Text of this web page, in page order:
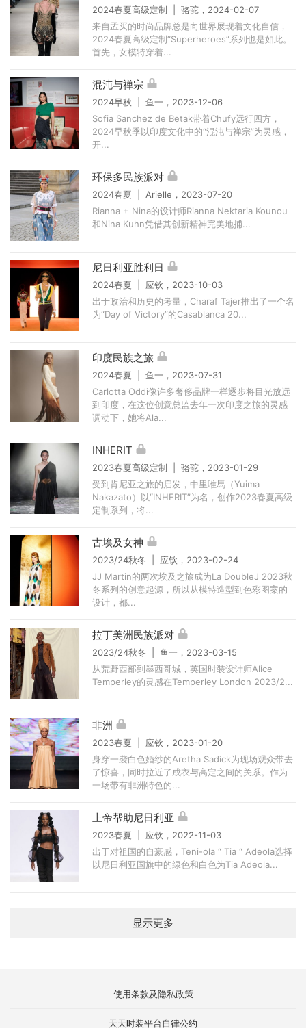
2024春夏高级定制 | 骆驼，2024-02-07
来自孟买的时尚品牌总是向世界展现着文化自信，
2024春夏高级定制“Superheroes”系列也是如此。
首先，女模特穿着...
混沌与禅宗
2024早秋 | 鱼一，2023-12-06
Sofia Sanchez de Betak带着Chufy远行四方，
2024早秋季以印度文化中的“混沌与禅宗”为灵感，
开...
环保多民族派对
2024春夏 | Arielle，2023-07-20
Rianna + Nina的设计师Rianna Nektaria Kounou
和Nina Kuhn凭借其创新精神完美地捕...
尼日利亚胜利日
2024春夏 | 应钦，2023-10-03
出于政治和历史的考量，Charaf Tajer推出了一个名
为“Day of Victory”的Casablanca 20...
印度民族之旅
2024春夏 | 鱼一，2023-07-31
Carlotta Oddi像许多奢侈品牌一样逐步将目光放远
到印度，在这位创意总监去年一次印度之旅的灵感
调动下，她将Ala...
INHERIT
2023春夏高级定制 | 骆驼，2023-01-29
受到肯尼亚之旅的启发，中里唯馬（Yuima
Nakazato）以“INHERIT”为名，创作2023春夏高级
定制系列，将...
古埃及女神
2023/24秋冬 | 应钦，2023-02-24
JJ Martin的两次埃及之旅成为La DoubleJ 2023秋
冬系列的创意起源，所以从模特造型到色彩图案的
设计，都...
拉丁美洲民族派对
2023/24秋冬 | 鱼一，2023-03-15
从荒野西部到墨西哥城，英国时装设计师Alice
Temperley的灵感在Temperley London 2023/2...
非洲
2023春夏 | 应钦，2023-01-20
身穿一袭白色婚纱的Aretha Sadick为现场观众带去
了惊喜，同时拉近了成衣与高定之间的关系。作为
一场带有非洲特色的...
上帝帮助尼日利亚
2023春夏 | 应钦，2022-11-03
出于对祖国的自豪感，Teni-ola “ Tia “ Adeola选择
以尼日利亚国旗中的绿色和白色为Tia Adeola...
显示更多
使用条款及隐私政策
天天时装平台自律公约